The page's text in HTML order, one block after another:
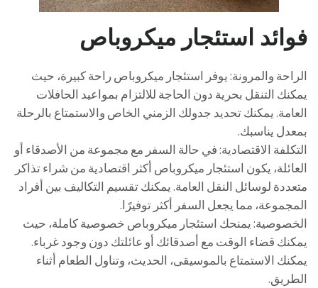
فوائد استئجار ميكروباص
الراحة والمرونة: يوفر استئجار ميكروباص راحة كبيرة، حيث
يمكنك التنقل بحرية دون الحاجة للالتزام بمواعيد الحافلات
العامة. يمكنك تحديد جدولك الزمني الخاص والاستمتاع بالرحلة
بمعدل يناسبك.
التكلفة الاقتصادية: في حالة السفر مع مجموعة من الأصدقاء أو
العائلة، يكون استئجار ميكروباص أكثر اقتصادية من شراء تذاكر
متعددة لوسائل النقل العامة. يمكنك تقسيم التكاليف بين أفراد
المجموعة، مما يجعل السفر أكثر توفيرًا.
الخصوصية: يمنحك استئجار ميكروباص خصوصية كاملة، حيث
يمكنك قضاء الوقت مع أصدقائك أو عائلتك دون وجود غرباء.
يمكنك الاستمتاع بالموسيقى، الحديث، وتناول الطعام أثناء
الطريق.